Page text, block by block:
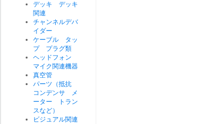
デッキ デッキ
関連
チャンネルデバ
イダー
ケーブル タッ
プ プラグ類
ヘッドフォン
マイク関連機器
真空管
パーツ（抵抗
コンデンサ メ
ーター トラン
スなど）
ビジュアル関連